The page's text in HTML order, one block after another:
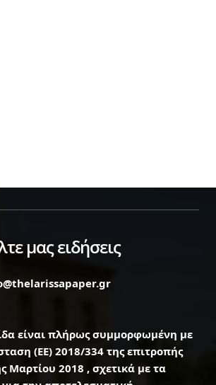
μας ειδήσεις
είναι πλήρως συμμορφωμένη με
(ΕΕ) 2018/334 της επιτροπής
Μαρτίου 2018 , σχετικά με τα